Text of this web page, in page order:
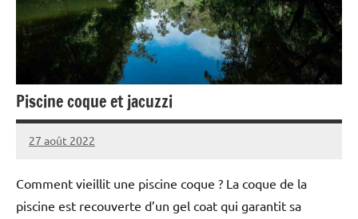
Piscine coque et jacuzzi
27 août 2022
Comment vieillit une piscine coque ? La coque de la
piscine est recouverte d’un gel coat qui garantit sa